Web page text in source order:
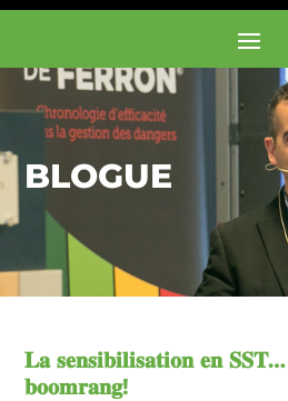
BLOGUE
𝐋𝐚 𝐬𝐞𝐧𝐬𝐢𝐛𝐢𝐥𝐢𝐬𝐚𝐭𝐢𝐨𝐧 𝐞𝐧
𝐛𝐨𝐨𝐦𝐫𝐚𝐧𝐠!